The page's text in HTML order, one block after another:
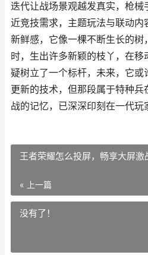
迭代让战场景观越发真实，枪
近竞技需求，主题玩法与联动内
新鲜感，它像一棵不断生长的树
时，生出许多新颖的枝丫，在
疑树立了一个标杆，未来，它
更新的技术，但那段属于特种
战的记忆，已深深印刻在一代玩
王者荣耀怎么投屏，畅享大屏激
« 上一篇
没有了！